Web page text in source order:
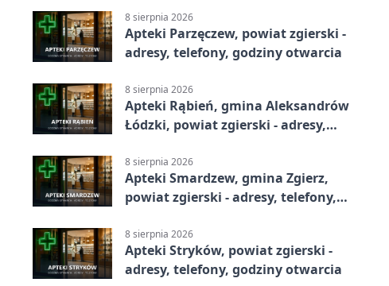
8 sierpnia 2026
Apteki Parzęczew, powiat zgierski -
adresy, telefony, godziny otwarcia
8 sierpnia 2026
Apteki Rąbień, gmina Aleksandrów
Łódzki, powiat zgierski - adresy,
8 sierpnia 2026
Apteki Smardzew, gmina Zgierz,
powiat zgierski - adresy, telefony,
8 sierpnia 2026
Apteki Stryków, powiat zgierski -
adresy, telefony, godziny otwarcia